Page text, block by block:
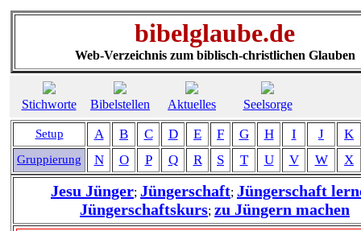
bibelglaube.de
Web-Verzeichnis zum biblisch-christlichen Glauben
Stichworte Bibelstellen Aktuelles Seelsorge
Setup A B C D E F G H I J K
Gruppierung N O P Q R S T U V W X
Jesu Jünger; Jüngerschaft; Jüngerschaft
Jüngerschaftskurs; zu Jüngern machen